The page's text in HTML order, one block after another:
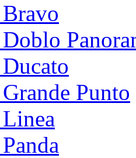
Punto